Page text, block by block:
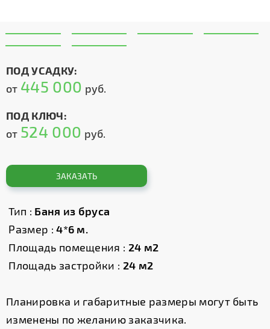
ПОД УСАДКУ:
от 445 000 руб.
ПОД КЛЮЧ:
от 524 000 руб.
ЗАКАЗАТЬ
Тип : Баня из бруса
Размер : 4*6 м.
Площадь помещения : 24 м2
Площадь застройки : 24 м2
Планировка и габаритные размеры могут быть
изменены по желанию заказчика.